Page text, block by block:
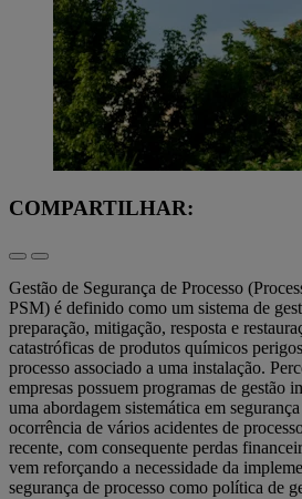
COMPARTILHAR:
Gestão de Segurança de Processo
PSM) é definido como um sistema de
preparação, mitigação, resposta e
catastróficas de produtos químicos
processo associado a uma instalação.
empresas possuem programas de gestão
uma abordagem sistemática em
ocorrência de vários acidentes de
recente, com consequente perdas
vem reforçando a necessidade da
segurança de processo como política de